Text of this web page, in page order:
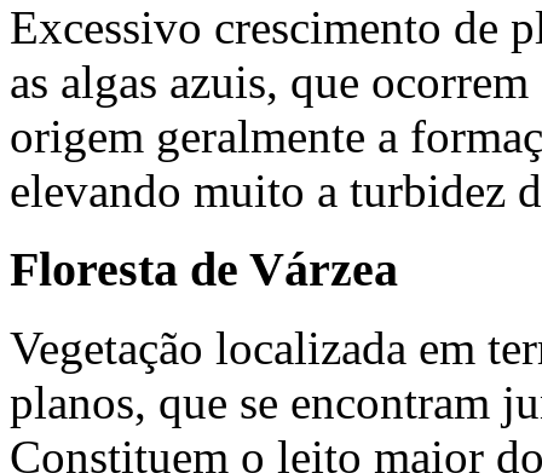
Excessivo crescimento de
as algas azuis, que
origem geralmente a
elevando muito a turbidez
Floresta de Várzea
Vegetação localizada em
planos, que se encontram
Constituem o leito maior